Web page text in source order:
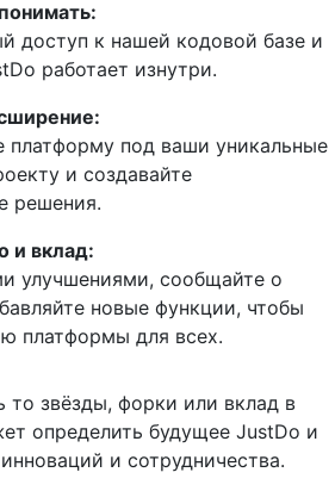
доступ к нашей кодовой базе и
работает изнутри.
под ваши уникальные
и создавайте
решения.
и вклад:
улучшениями, сообщайте о
новые функции, чтобы
платформы для всех.
звёзды, форки или вклад в
определить будущее JustDo и
и сотрудничества.